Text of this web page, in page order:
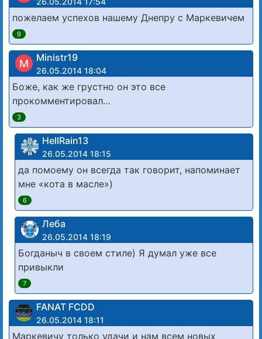
пожелаем успехов нашему Днепру с Маркевичем
9
M Ministr19
26.05.2014 18:04
Боже, как же грустно он это все
прокомментировал…
3
HellRain13
26.05.2014 18:15
да помоему он всегда так говорит, напоминает
мне «кота в масле»)
6
Леба
26.05.2014 18:19
Богданыч в своем стиле) Я думал уже все
привыкли
7
FANAT FCDD
26.05.2014 18:11
Маркевичу только удачи и нам всем новых